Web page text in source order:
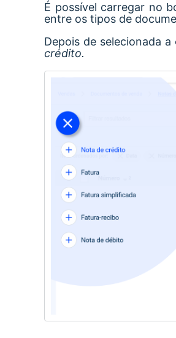
É possível carregar no
entre os tipos de
Depois de selecionada
crédito.